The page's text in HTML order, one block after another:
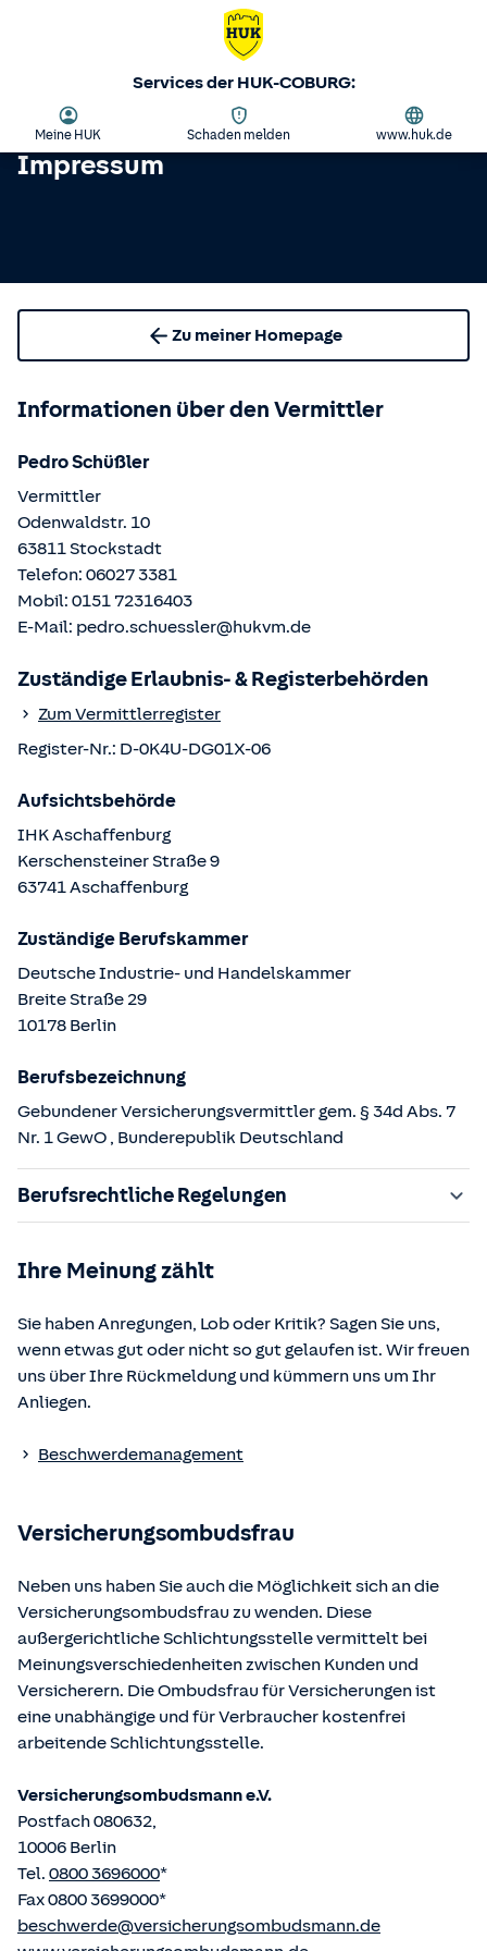
Services der HUK-COBURG:
Meine HUK Schaden melden www.huk.de
Impressum
Zu meiner Homepage
Informationen über den Vermittler
Pedro Schüßler
Vermittler
Odenwaldstr. 10
63811Stockstadt
Telefon: 06027 3381
Mobil: 0151 72316403
E-Mail: pedro.schuessler@hukvm.de
Zuständige Erlaubnis- & Registerbehörden
Zum Vermittlerregister
Register-Nr.: D-0K4U-DG01X-06
Aufsichtsbehörde
IHK Aschaffenburg
Kerschensteiner Straße9
63741Aschaffenburg
Zuständige Berufskammer
Deutsche Industrie- und Handelskammer
Breite Straße 29
10178 Berlin
Berufsbezeichnung
Gebundener Versicherungsvermittler gem. § 34d Abs. 7
Nr. 1 GewO , Bunderepublik Deutschland
Berufsrechtliche Regelungen
§§ 59 – 68 Gesetz über den Versicherungsvertrag
§ 48b Versicherungsaufsichtsgesetz (VAG)
Verordnung über die Versicherungsvermittlung und -
Die berufsrechtlichen Regelungen können über die vom
eingesehen und abgerufen werden.
Ihre Meinung zählt
Sie haben Anregungen, Lob oder Kritik? Sagen Sie uns,
wenn etwas gut oder nicht so gut gelaufen ist. Wir freuen
uns über Ihre Rückmeldung und kümmern uns um Ihr
Anliegen.
Beschwerdemanagement
Versicherungsombudsfrau
Neben uns haben Sie auch die Möglichkeit sich an die
Versicherungsombudsfrau zu wenden. Diese
außergerichtliche Schlichtungsstelle vermittelt bei
Meinungsverschiedenheiten zwischen Kunden und
Versicherern. Die Ombudsfrau für Versicherungen ist
eine unabhängige und für Verbraucher kostenfrei
arbeitende Schlichtungsstelle.
Versicherungsombudsmann e.V.
Postfach 080632,
10006 Berlin
Tel. 0800 3696000*
Fax 0800 3699000*
beschwerde@versicherungsombudsmann.de